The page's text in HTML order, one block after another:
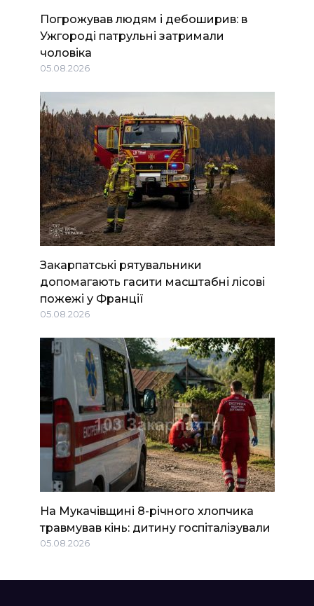
Погрожував людям і дебоширив: в
Ужгороді патрульні затримали
чоловіка
05.08.2026
Закарпатські рятувальники
допомагають гасити масштабні лісові
пожежі у Франції
05.08.2026
На Мукачівщині 8-річного хлопчика
травмував кінь: дитину госпіталізували
05.08.2026